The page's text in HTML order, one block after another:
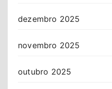
dezembro 2025
novembro 2025
outubro 2025